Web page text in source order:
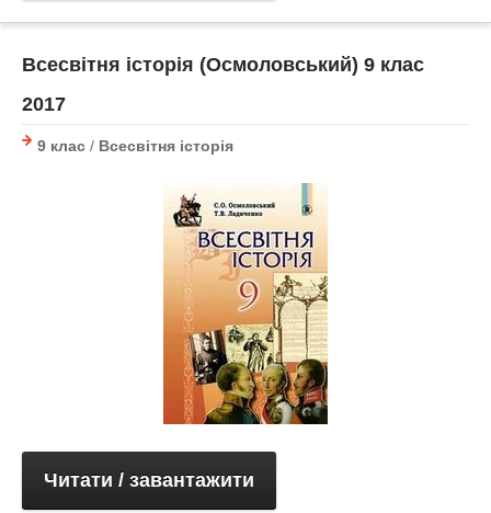
Всесвітня історія (Осмоловський) 9 клас
2017
9 клас / Всесвітня історія
Читати / завантажити